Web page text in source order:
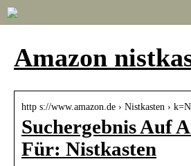
Amazon
http s://www.amazon.de › Nistkasten ›
Suchergebnis Auf
Für: Nistkasten